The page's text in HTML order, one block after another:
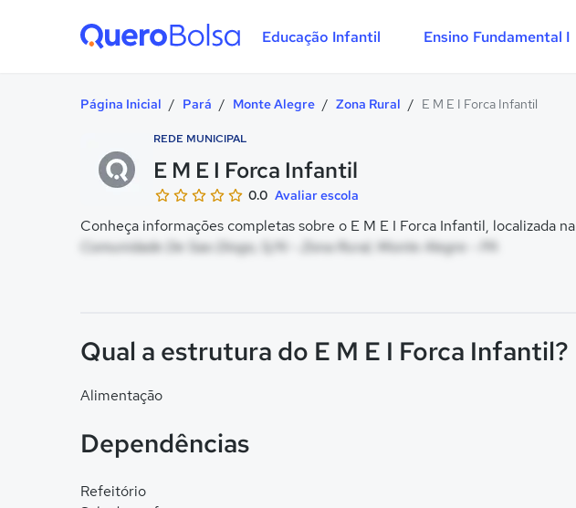
Educação Infantil Ensino Fundamental I
Página Inicial / Pará / Monte Alegre / Zona Rural / E M E I Forca Infantil
REDE MUNICIPAL
E M E I Forca Infantil
0.0 Avaliar escola
Conheça informações completas sobre o E M E I Forca Infantil, localizada na
Comunidade De Sao Diogo, S/N - Zona Rural, Monte Alegre - PA
Qual a estrutura do E M E I Forca Infantil?
Alimentação
Dependências
Refeitório